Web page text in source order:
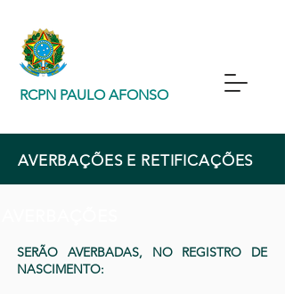
RCPN PAULO AFONSO
AVERBAÇÕES E RETIFICAÇÕES
SERÃO AVERBADAS, NO REGISTRO DE
NASCIMENTO: